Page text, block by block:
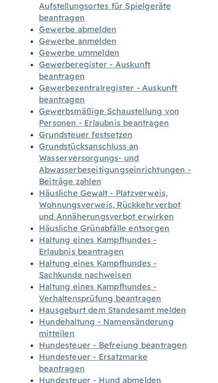
Aufstellungsortes für Spielgeräte
beantragen
Gewerbe abmelden
Gewerbe anmelden
Gewerbe ummelden
Gewerberegister - Auskunft
beantragen
Gewerbezentralregister - Auskunft
beantragen
Gewerbsmäßige Schaustellung von
Personen - Erlaubnis beantragen
Grundsteuer festsetzen
Grundstücksanschluss an
Wasserversorgungs- und
Abwasserbeseitigungseinrichtungen -
Beiträge zahlen
Häusliche Gewalt - Platzverweis,
Wohnungsverweis, Rückkehrverbot
und Annäherungsverbot erwirken
Häusliche Grünabfälle entsorgen
Haltung eines Kampfhundes -
Erlaubnis beantragen
Haltung eines Kampfhundes -
Sachkunde nachweisen
Haltung eines Kampfhundes -
Verhaltensprüfung beantragen
Hausgeburt dem Standesamt melden
Hundehaltung - Namensänderung
mitteilen
Hundesteuer - Befreiung beantragen
Hundesteuer - Ersatzmarke
beantragen
Hundesteuer - Hund abmelden